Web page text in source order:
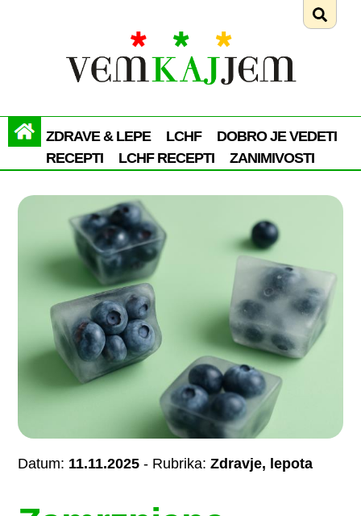
ZDRAVE & LEPE LCHF
DOBRO JE VEDETI
RECEPTI
LCHF RECEPTI ZANIMIVOSTI
Datum: 11.11.2025 - Rubrika:Zdravje, lepota